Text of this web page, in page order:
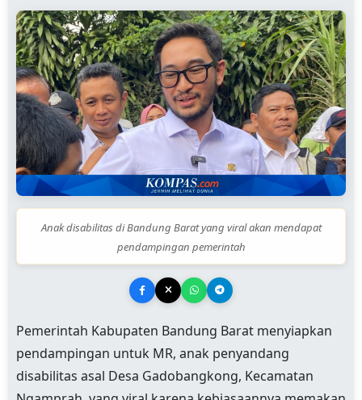
Anak disabilitas di Bandung Barat yang viral akan mendapat
pendampingan pemerintah
Pemerintah Kabupaten Bandung Barat menyiapkan
pendampingan untuk MR, anak penyandang
disabilitas asal Desa Gadobangkong, Kecamatan